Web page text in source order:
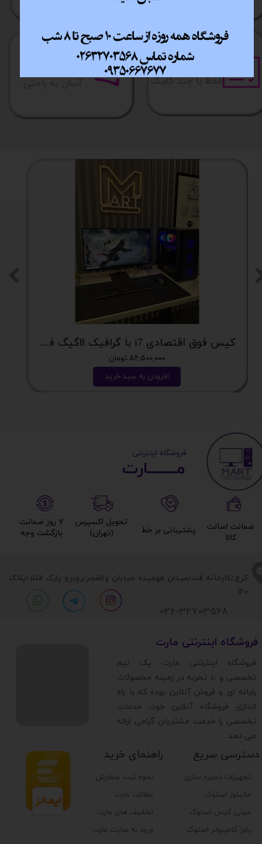
خرید آسان
فقط با چند کلیک
خرید قسطی
کیس فوق اقتصادی i7 با گرافیک 8گیگ فوق اکونومی کد 2162
۵۲,۵۰۰,۰۰۰ تومان
افزودن به سبد خرید
​​کرج/کارخانه قند/میدان فهمیده خیابان والفجر/روبرو پارک قناد/پلاک
120
تجهیزات ذخیره سازی
مانیتور استوک
مینی کیس استوک
پاور کامپیوتر استوک
دسترسی سریع راهنمای خرید
نحوه ثبت سفارش
مقالات مارت
تخفیف های مارت
ورود به سایت مارت
​فروشگاه اینترنتی مارت
​فروشگاه اینترنتی مارت یک تیم
تخصصی و با تجربه در زمینه محصولات
رایانه ای و فروش آنلاین بوده که با راه
اندازی فروشگاه آنلاین خود، خدمات
تخصصی را خدمت مشتریان گرامی ارائه
می دهد.
026-32703568
مــــــــارت​​​​​​
​ ​فروشگاه اینترنتی
۷ روز ضمانت
بازگشت وجه​​​​​​​
تحویل اکسپرس
(تهران)​​​​​​​
پشتیبانی بر خط​​​​​​​
ضمانت اصالت
کالا​​​​​​​